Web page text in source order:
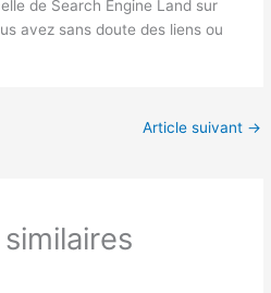
de Search Engine Land sur
avez sans doute des liens ou
Article suivant →